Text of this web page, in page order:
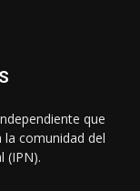
que
comunidad del
(IPN).